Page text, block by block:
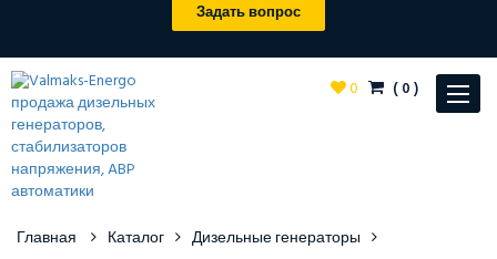
Задать вопрос
Toggle
0 (0)
Главная Каталог Дизельные генераторы